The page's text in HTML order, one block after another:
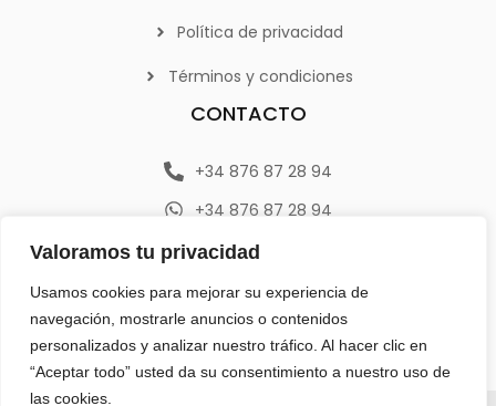
Valoramos tu privacidad
Usamos cookies para mejorar su experiencia de
navegación, mostrarle anuncios o contenidos
personalizados y analizar nuestro tráfico. Al hacer clic en
“Aceptar todo” usted da su consentimiento a nuestro uso de
las cookies.
Política de privacidad
Términos y condiciones
CONTACTO
+34 876 87 28 94
+34 876 87 28 94
info@emerplan.es
Av. República Argentina 9, 46800 (Xàtiva) Valencia